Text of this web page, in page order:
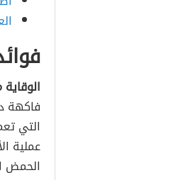
فاكهة
التي
عملية
الحمض